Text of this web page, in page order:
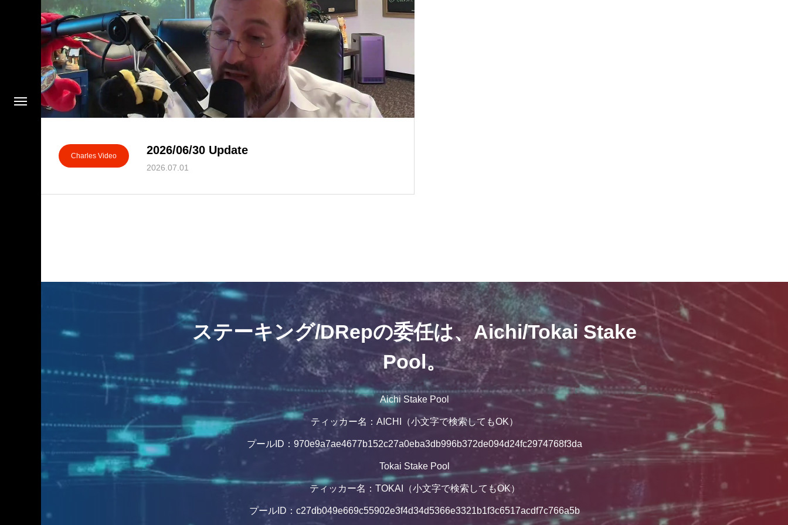
Charles Video 2026/06/30 Update
2026.07.01
ステーキング/DRepの委任は、Aichi/Tokai Stake
Pool。
Aichi Stake Pool
ティッカー名：AICHI（小文字で検索してもOK）
プールID：970e9a7ae4677b152c27a0eba3db996b372de094d24fc2974768f3da
Tokai Stake Pool
ティッカー名：TOKAI（小文字で検索してもOK）
プールID：c27db049e669c55902e3f4d34d5366e3321b1f3c6517acdf7c766a5b